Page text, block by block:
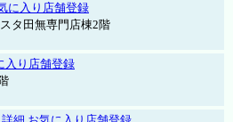
に入り店舗登録
タ田無専門店棟2階
入り店舗登録